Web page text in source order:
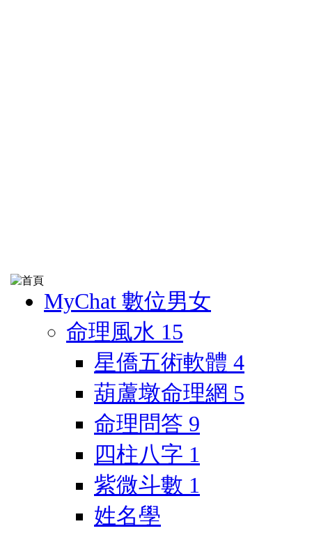
MyChat 數位男女
命理風水 15
星僑五術軟體 4
葫蘆墩命理網 5
命理問答 9
四柱八字 1
紫微斗數 1
姓名學